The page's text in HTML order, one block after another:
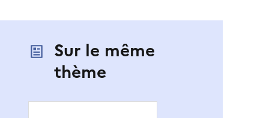
Sur le même
thème